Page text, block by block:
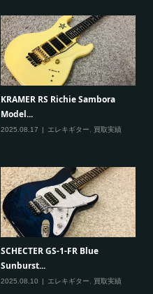
KRAMER RS Richie Sambora
Model...
2025.08.17 エレキギター 買取実績
SCHECTER GS-1-FR Blue
Sunburst...
2025.08.10 エレキギター, 買取実績